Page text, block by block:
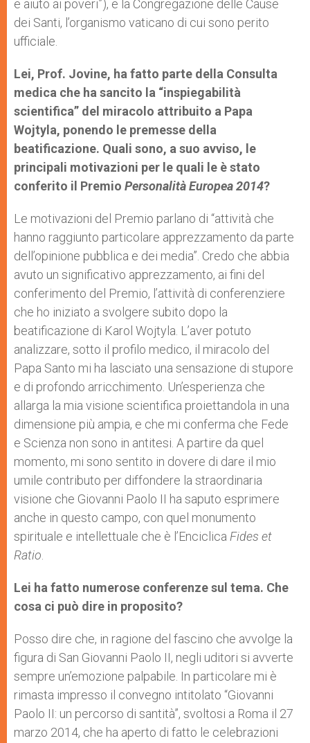
e aiuto ai poveri”), e la Congregazione delle Cause
dei Santi, l’organismo vaticano di cui sono perito
ufficiale.
Lei, Prof. Jovine, ha fatto parte della Consulta
medica che ha sancito la “inspiegabilità
scientifica” del miracolo attribuito a Papa
Wojtyla, ponendo le premesse della
beatificazione. Quali sono, a suo avviso, le
principali motivazioni per le quali le è stato
conferito il Premio Personalità Europea 2014?
Le motivazioni del Premio parlano di “attività che
hanno raggiunto particolare apprezzamento da parte
dell’opinione pubblica e dei media”. Credo che abbia
avuto un significativo apprezzamento, ai fini del
conferimento del Premio, l’attività di conferenziere
che ho iniziato a svolgere subito dopo la
beatificazione di Karol Wojtyla. L’aver potuto
analizzare, sotto il profilo medico, il miracolo del
Papa Santo mi ha lasciato una sensazione di stupore
e di profondo arricchimento. Un’esperienza che
allarga la mia visione scientifica proiettandola in una
dimensione più ampia, e che mi conferma che Fede
e Scienza non sono in antitesi. A partire da quel
momento, mi sono sentito in dovere di dare il mio
umile contributo per diffondere la straordinaria
visione che Giovanni Paolo II ha saputo esprimere
anche in questo campo, con quel monumento
spirituale e intellettuale che è l’Enciclica Fides et
Ratio
Lei ha fatto numerose conferenze sul tema. Che
cosa ci può dire in proposito?
Posso dire che, in ragione del fascino che avvolge la
figura di San Giovanni Paolo II, negli uditori si avverte
sempre un’emozione palpabile. In particolare mi è
rimasta impresso il convegno intitolato “Giovanni
Paolo II: un percorso di santità”, svoltosi a Roma il 27
marzo 2014, che ha aperto di fatto le celebrazioni